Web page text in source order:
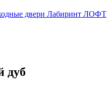
двери Лабиринт ЛОФТ
дуб